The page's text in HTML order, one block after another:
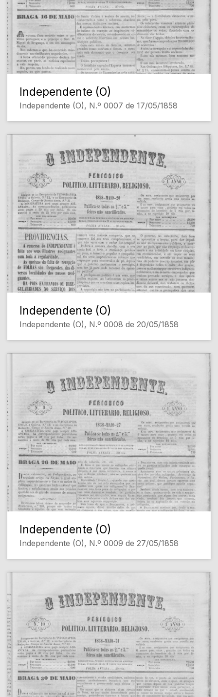
Independente (O)
Independente (O), N.º 0007 de 17/05/1858
Independente (O)
Independente (O), N.º 0008 de 20/05/1858
Independente (O)
Independente (O), N.º 0009 de 27/05/1858